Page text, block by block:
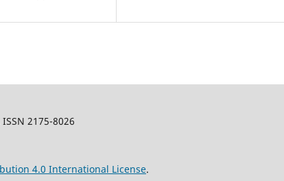
2175-8026
4.0 International License.